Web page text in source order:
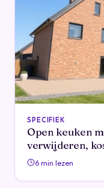
SPECIFIEK
Open keuken
verwijderen,
6 min lezen